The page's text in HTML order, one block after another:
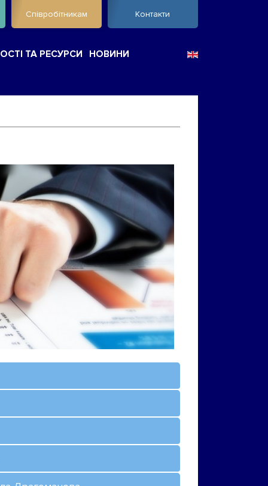
Співробітникам Контакти
ТА РЕСУРСИ НОВИНИ